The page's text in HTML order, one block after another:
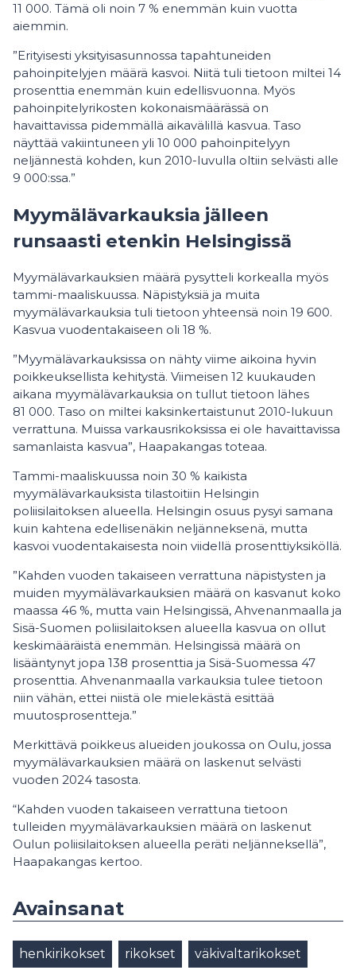
11 000. Tämä oli noin 7 % enemmän kuin vuotta
aiemmin.
”Erityisesti yksityisasunnossa tapahtuneiden
pahoinpitelyjen määrä kasvoi. Niitä tuli tietoon miltei 14
prosenttia enemmän kuin edellisvuonna. Myös
pahoinpitelyrikosten kokonaismäärässä on
havaittavissa pidemmällä aikavälillä kasvua. Taso
näyttää vakiintuneen yli 10 000 pahoinpitelyyn
neljännestä kohden, kun 2010-luvulla oltiin selvästi alle
9 000:ssa.”
Myymälävarkauksia jälleen
runsaasti etenkin Helsingissä
Myymälävarkauksien määrä pysytteli korkealla myös
tammi-maaliskuussa. Näpistyksiä ja muita
myymälävarkauksia tuli tietoon yhteensä noin 19 600.
Kasvua vuodentakaiseen oli 18 %.
”Myymälävarkauksissa on nähty viime aikoina hyvin
poikkeuksellista kehitystä. Viimeisen 12 kuukauden
aikana myymälävarkauksia on tullut tietoon lähes
81 000. Taso on miltei kaksinkertaistunut 2010-lukuun
verrattuna. Muissa varkausrikoksissa ei ole havaittavissa
samanlaista kasvua”, Haapakangas toteaa.
Tammi-maaliskuussa noin 30 % kaikista
myymälävarkauksista tilastoitiin Helsingin
poliisilaitoksen alueella. Helsingin osuus pysyi samana
kuin kahtena edellisenäkin neljänneksenä, mutta
kasvoi vuodentakaisesta noin viidellä prosenttiyksiköllä.
”Kahden vuoden takaiseen verrattuna näpistysten ja
muiden myymälävarkauksien määrä on kasvanut koko
maassa 46 %, mutta vain Helsingissä, Ahvenanmaalla ja
Sisä-Suomen poliisilaitoksen alueella kasvua on ollut
keskimääräistä enemmän. Helsingissä määrä on
lisääntynyt jopa 138 prosenttia ja Sisä-Suomessa 47
prosenttia. Ahvenanmaalla varkauksia tulee tietoon
niin vähän, ettei niistä ole mielekästä esittää
muutosprosentteja.”
Merkittävä poikkeus alueiden joukossa on Oulu, jossa
myymälävarkauksien määrä on laskenut selvästi
vuoden 2024 tasosta.
“Kahden vuoden takaiseen verrattuna tietoon
tulleiden myymälävarkauksien määrä on laskenut
Oulun poliisilaitoksen alueella peräti neljänneksellä”,
Haapakangas kertoo.
Avainsanat
henkirikokset rikokset väkivaltarikokset